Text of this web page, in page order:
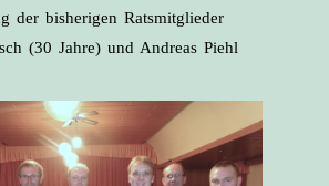
der bisherigen Ratsmitglieder
(30 Jahre) und Andreas Piehl